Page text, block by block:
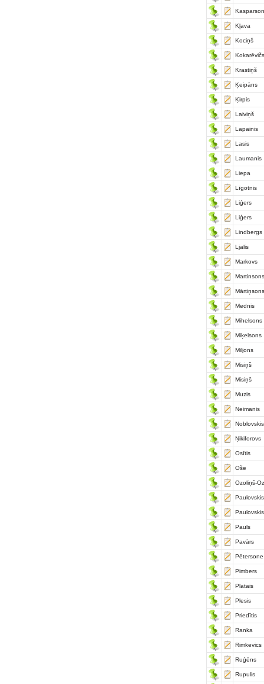
Kļava
Kociņš
Kokarēvičs
Krastiņš
Ķeipāns
Ķirpis
Laiviņš
Lapainis
Lasis
Laumanis
Liepa
Līgotnis
Liģers
Liģers
Lindbergs
Ljalis
Markovs
Martinsons
Mārtiņsons
Mednis
Mihelsons
Miķelsons
Miljons
Misiņš
Misiņš
Muzis
Neimanis
Noblovskis
Ņikiforovs
Osītis
Oše
Ozoliņš-
Paulovskis
Paulovskis
Pauls
Pavārs
Pētersone
Pimbers
Platais
Plesis
Priedītis
Ranka
Rimkevics
Ruģēns
Rupulis